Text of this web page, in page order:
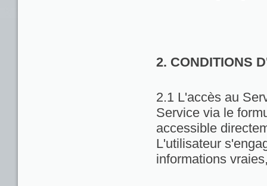
2. CONDITIONS
2.1 L'accès au
Service via le
accessible
L'utilisateur
informations